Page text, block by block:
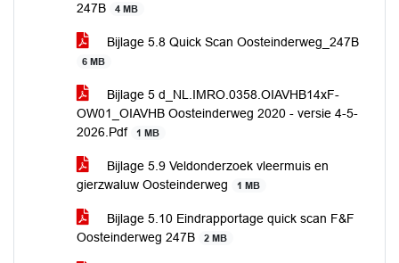
247B
4 MB
Bijlage 5.8 Quick Scan Oosteinderweg_247B
6 MB
Bijlage 5 d_NL.IMRO.0358.OIAVHB14xF-
OW01_OIAVHB Oosteinderweg 2020 - versie 4-5-
2026.Pdf
1 MB
Bijlage 5.9 Veldonderzoek vleermuis en
gierzwaluw Oosteinderweg
1 MB
Bijlage 5.10 Eindrapportage quick scan F&F
Oosteinderweg 247B
2 MB